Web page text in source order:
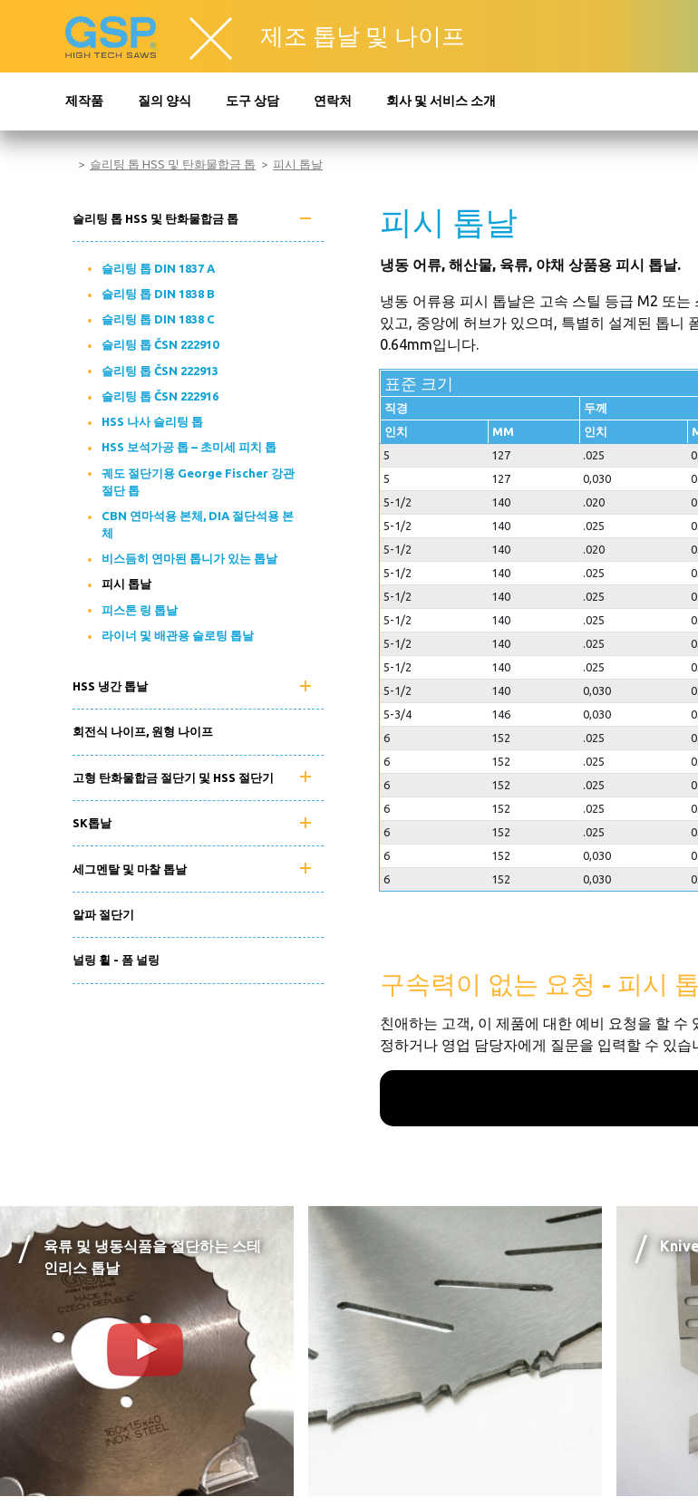
제조 톱날 및 나이프
제작품 질의 양식 도구 상담 연락처 회사 및 서비스 소개
슬리팅 톱 HSS 및 탄화물합금 톱 피시 톱날
슬리팅 톱 HSS 및 탄화물합금 톱
슬리팅 톱 DIN 1837 A
슬리팅 톱 DIN 1838 B
슬리팅 톱 DIN 1838 C
슬리팅 톱 ČSN 222910
슬리팅 톱 ČSN 222913
슬리팅 톱 ČSN 222916
HSS 나사 슬리팅 톱
HSS 보석가공 톱 – 초미세 피치 톱
궤도 절단기용 George Fischer 강관
절단 톱
CBN 연마석용 본체, DIA 절단석용 본
체
비스듬히 연마된 톱니가 있는 톱날
피시 톱날
피스톤 링 톱날
라이너 및 배관용 슬로팅 톱날
HSS 냉간 톱날
회전식 나이프, 원형 나이프
고형 탄화물합금 절단기 및 HSS 절단기
SK톱날
세그멘탈 및 마찰 톱날
알파 절단기
널링 휠 - 폼 널링
피시 톱날
냉동 어류, 해산물, 육류, 야채 상품용 피시 톱날.
냉동 어류용 피시 톱날은 고속 스틸 등급 M2 또
있고, 중앙에 허브가 있으며, 특별히 설계된 톱니
0.64mm입니다.
표준 크기
직경 두께
인치
MM 인치
5
127 .025
5
127 0,030
5-1/2
140 .020
5-1/2
140 .025
5-1/2
140 .020
5-1/2
140 .025
5-1/2
140 .025
5-1/2
140 .025
5-1/2
140 .025
5-1/2
140 .025
5-1/2
140 0,030
5-3/4
146 0,030
6
152 .025
6
152 .025
6
152 .025
6
152 .025
6
152 .025
6
152 0,030
6
152 0,030
구속력이 없는 요청 - 피시
친애하는 고객, 이 제품에 대한 예비 요청을 할 수
정하거나 영업 담당자에게 질문을 입력할 수 있
육류 및 냉동식품을 절단하는 스테
인리스 톱날